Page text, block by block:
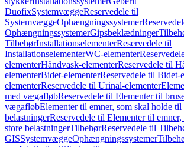
DuofixSystemvæggeReservedele til
SystemvæggeOphængningssystemer
OphængningssystemerGipsbeklædninger
TilbehørInstallationselementerReservedele til
InstallationselementerWC-elementer
elementerHåndvask-elementerReservedele til
elementerBidet-elementerReservedele til Bidet-
elementerReservedele til Urinal-elementer
med vægafløbReservedele til Elementer til
vægafløbElementer til emner, som skal holde til
belastningerReservedele til Elementer til
store belastningerTilbehørReservedele til
GISSystemvæggeOphængningssystemer